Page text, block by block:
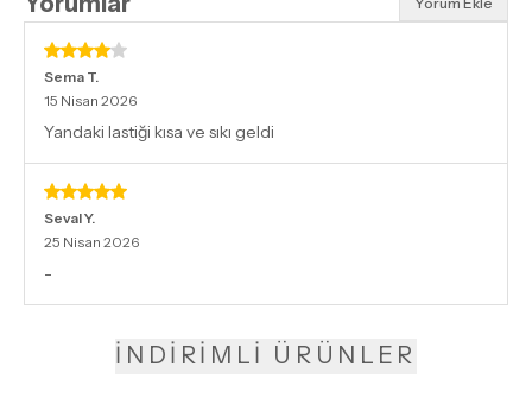
Sema T.
15 Nisan 2026
Yandaki lastiği kısa ve sıkı geldi
SevalY.
25 Nisan 2026
-
İNDİRİMLİ ÜRÜNLER